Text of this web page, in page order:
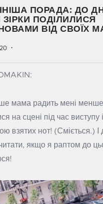
ПОРАДА: ДО
ЗІРКИ ПОДІЛИЛИСЯ
ВІД СВОЇХ
мама радить мені менше
на сцені під час виступу
взятих нот! (Сміється.) І
якщо я раптом до